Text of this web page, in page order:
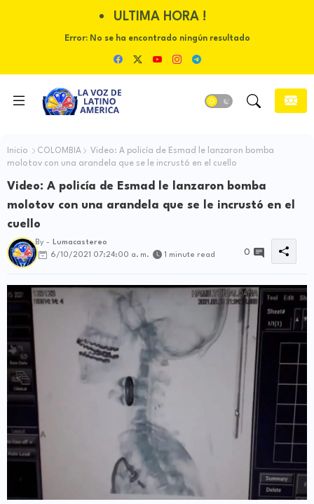
ULTIMA HORA !
Error:No se ha encontrado ningún resultado
Inicio COLOMBIA
Video: A policía de Esmad le lanzaron bomba
molotov con una arandela que se le incrustó en el cuello
Video: A policía de Esmad le lanzaron bomba
molotov con una arandela que se le incrustó en el
cuello
By -
Lumacastereo
6/10/2021 07:24:00 a. m.
1 minute read 0